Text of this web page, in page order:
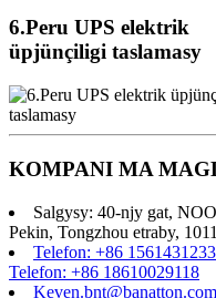
6.Peru UPS elektrik
üpjünçiligi taslamasy
KOMPANI MA
Salgysy: 40-njy gat,
Pekin, Tongzhou etraby,
Telefon: +86
Telefon: +86 18610029118
Keven.bnt@banatton.com